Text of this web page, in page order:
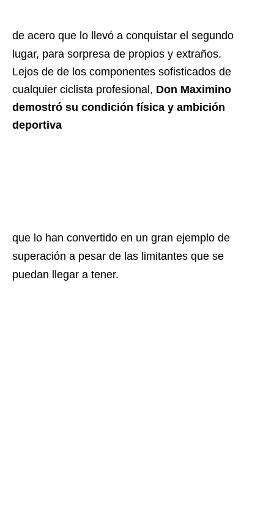
de acero que lo llevó a conquistar el segundo
lugar, para sorpresa de propios y extraños.
Lejos de de los componentes sofisticados de
cualquier ciclista profesional, Don Maximino
demostró su condición física y ambición
deportiva
que lo han convertido en un gran ejemplo de
superación a pesar de las limitantes que se
puedan llegar a tener.